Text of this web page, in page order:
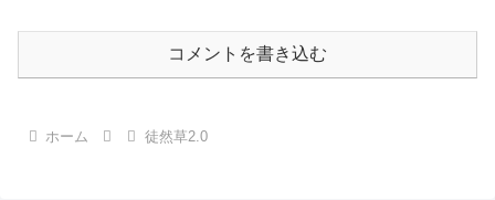
コメントを書き込む
ホーム 徒然草2.0